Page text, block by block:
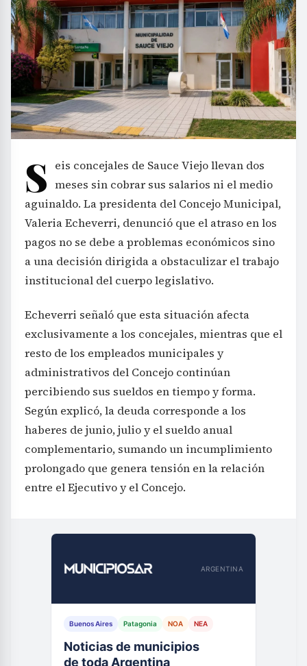
S eis concejales de Sauce Viejo llevan dos
meses sin cobrar sus salarios ni el medio
aguinaldo. La presidenta del Concejo Municipal,
Valeria Echeverri, denunció que el atraso en los
pagos no se debe a problemas económicos sino
a una decisión dirigida a obstaculizar el trabajo
institucional del cuerpo legislativo.
Echeverri señaló que esta situación afecta
exclusivamente a los concejales, mientras que el
resto de los empleados municipales y
administrativos del Concejo continúan
percibiendo sus sueldos en tiempo y forma.
Según explicó, la deuda corresponde a los
haberes de junio, julio y el sueldo anual
complementario, sumando un incumplimiento
prolongado que genera tensión en la relación
entre el Ejecutivo y el Concejo.
ARGENTINA
Buenos Aires Patagonia NOA NEA
Noticias de municipios
de toda Argentina